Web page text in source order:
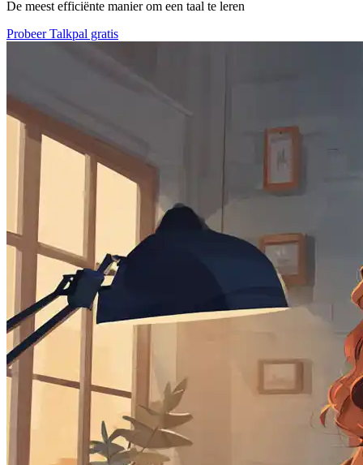
De meest efficiënte manier om een taal te leren
Probeer Talkpal gratis